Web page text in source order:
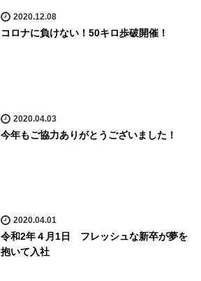
2020.12.08
コロナに負けない！50キロ歩破開催！
2020.04.03
今年もご協力ありがとうございました！
2020.04.01
令和2年４月1日 フレッシュな新卒が夢を
抱いて入社